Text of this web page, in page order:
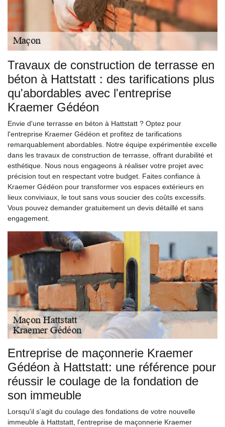
Travaux de construction de terrasse en
béton à Hattstatt : des tarifications plus
qu'abordables avec l'entreprise
Kraemer Gédéon
Envie d'une terrasse en béton à Hattstatt ? Optez pour
l'entreprise Kraemer Gédéon et profitez de tarifications
remarquablement abordables. Notre équipe expérimentée excelle
dans les travaux de construction de terrasse, offrant durabilité et
esthétique. Nous nous engageons à réaliser votre projet avec
précision tout en respectant votre budget. Faites confiance à
Kraemer Gédéon pour transformer vos espaces extérieurs en
lieux conviviaux, le tout sans vous soucier des coûts excessifs.
Vous pouvez demander gratuitement un devis détaillé et sans
engagement.
Entreprise de maçonnerie Kraemer
Gédéon à Hattstatt: une référence pour
réussir le coulage de la fondation de
son immeuble
Lorsqu'il s'agit du coulage des fondations de votre nouvelle
immeuble à Hattstatt, l'entreprise de maçonnerie Kraemer